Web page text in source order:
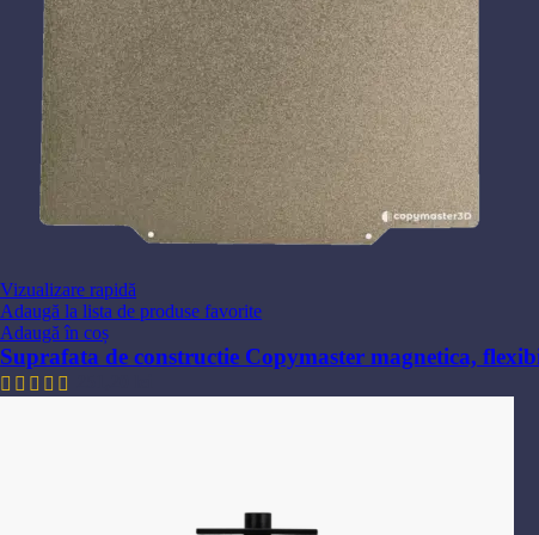
Vizualizare rapidă
Adaugă la lista de produse favorite
Adaugă în coș
Suprafata de constructie Copymaster magnetica,